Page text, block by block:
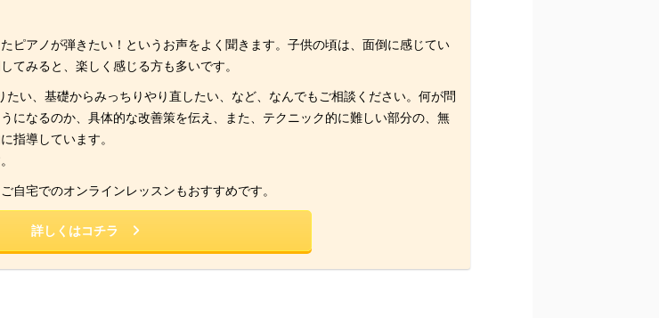
ピアノが弾きたい！というお声をよく聞きます。子供の頃は、面倒に感じてい
てみると、楽しく感じる方も多いです。
い、基礎からみっちりやり直したい、など、なんでもご相談ください。何が問
になるのか、具体的な改善策を伝え、また、テクニック的に難しい部分の、無
指導しています。
自宅でのオンラインレッスンもおすすめです。
詳しくはコチラ